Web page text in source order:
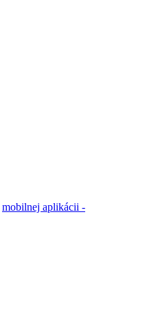
mobilnej aplikácii -